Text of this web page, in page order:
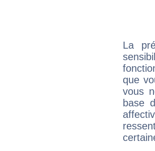
La
que
vous
base